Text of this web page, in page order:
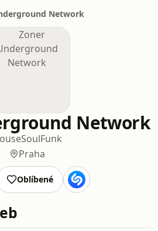
Network
Network
SoulFunk
Praha
Oblíbené